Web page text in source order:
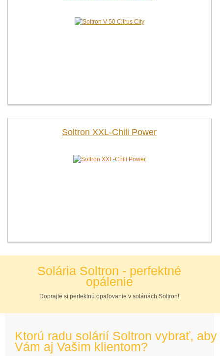
Soltron XXL-Chili Power
Solária Soltron - perfektné
opálenie
Doprajte si perfektnú opaľovanie v soláriách Soltron!
Ktorú radu solárií Soltron vybrať,
Vám aj Vašim klientom?